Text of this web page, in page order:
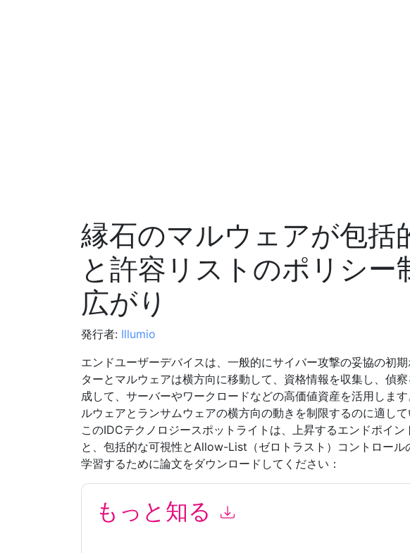
縁石のマルウェアが包括
と許容リストのポリシー
広がり
発行者: Illumio
エンドユーザーデバイスは、一般的にサイバー攻撃の妥協の初
ターとマルウェアは横方向に移動して、資格情報を収集し、偵
成して、サーバーやワークロードなどの高価値資産を活用しま
ルウェアとランサムウェアの横方向の動きを制限するのに適して
このIDCテクノロジースポットライトは、上昇するエンドポイン
と、包括的な可視性とAllow-List（ゼロトラスト）コントロール
学習するために論文をダウンロードしてください：
もっと知る